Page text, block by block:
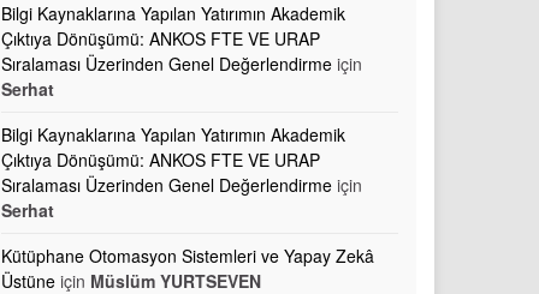
Bilgi Kaynaklarına Yapılan Yatırımın Akademik
Çıktıya Dönüşümü: ANKOS FTE VE URAP
Sıralaması Üzerinden Genel Değerlendirme için
Serhat
Bilgi Kaynaklarına Yapılan Yatırımın Akademik
Çıktıya Dönüşümü: ANKOS FTE VE URAP
Sıralaması Üzerinden Genel Değerlendirme için
Serhat
Kütüphane Otomasyon Sistemleri ve Yapay Zekâ
Üstüne için Müslüm YURTSEVEN